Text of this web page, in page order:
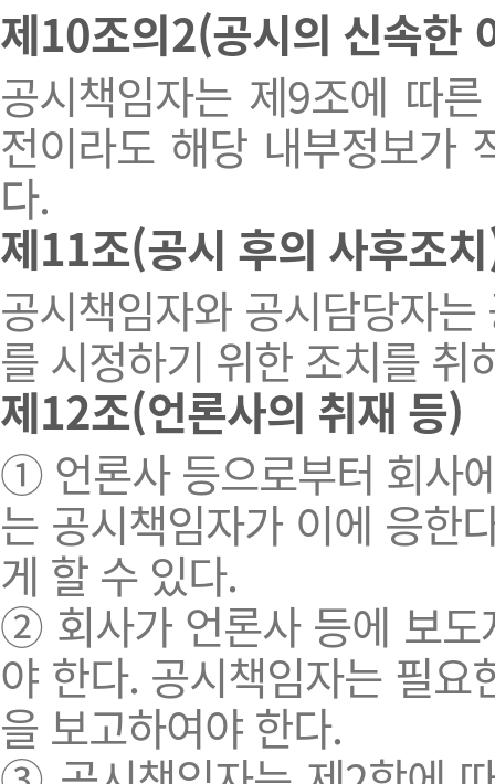
제10조의2(공시의 신속한
공시책임자는 제9조에 따
전이라도 해당 내부정보가
다.
제11조(공시 후의 사후조
공시책임자와 공시담당자
를 시정하기 위한 조치를 취
제12조(언론사의 취재 등)
① 언론사 등으로부터 회사
는 공시책임자가 이에 응한
게 할 수 있다.
② 회사가 언론사 등에 보도
야 한다. 공시책임자는 필
을 보고하여야 한다.